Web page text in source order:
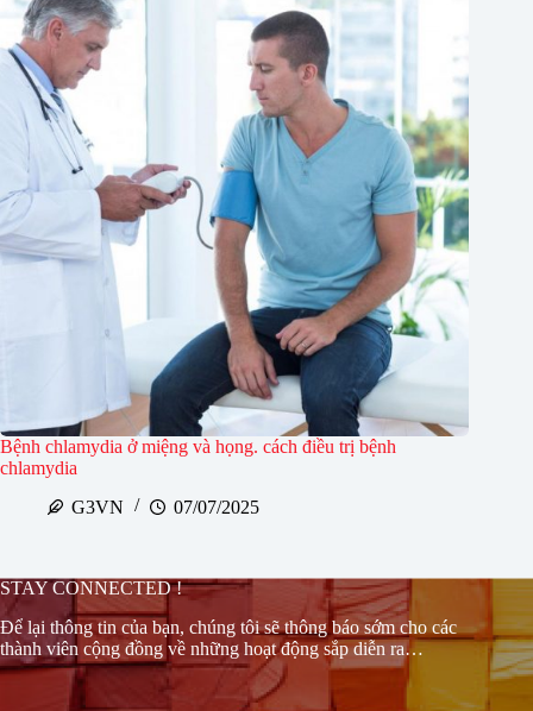
Bệnh chlamydia ở miệng và họng. cách điều trị bệnh
chlamydia
G3VN
07/07/2025
STAY CONNECTED !
Để lại thông tin của bạn, chúng tôi sẽ thông báo sớm cho các
thành viên cộng đồng về những hoạt động sắp diễn ra…